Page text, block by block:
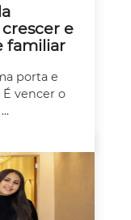
e
familiar
porta e
É vencer o